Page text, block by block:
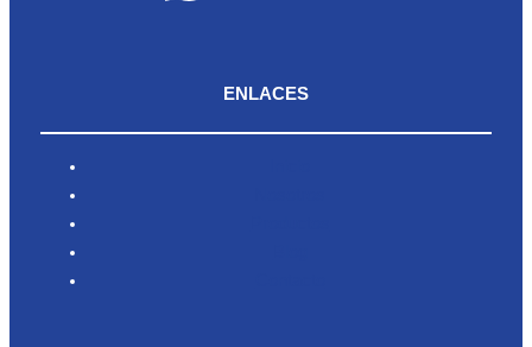
ENLACES